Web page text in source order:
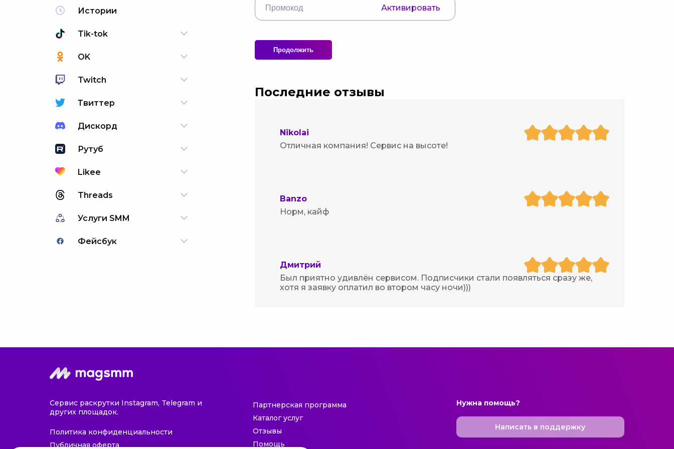
Истории
Tik-tok
OK
Twitch
Твиттер
Дискорд
Рутуб
Likee
Threads
Услуги SMM
Фейсбук
Активировать
Продолжить
Последние отзывы
Nikolai
Отличная компания! Сервис на высоте!
Banzo
Норм, кайф
Дмитрий
Был приятно удивлён сервисом. Подписчики стали появляться сразу же,
хотя я заявку оплатил во втором часу ночи)))
Сервис раскрутки Instagram, Telegram и
других площадок.
Политика конфиденциальности
Публичная оферта
Партнерская программа
Каталог услуг
Отзывы
Помощь
Нужна помощь?
Написать в поддержку